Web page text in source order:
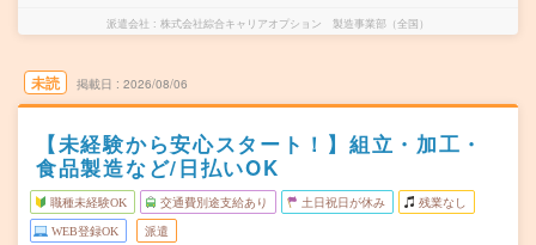
派遣会社 株式会社綜合キャリアオプション 製造事業部（全国）
未読 掲載日 2026/08/06
【未経験から安心スタート！】組立・加工・
食品製造など/日払いOK
職種未経験OK 交通費別途支給あり 土日祝日が休み 残業なし
WEB登録OK 派遣